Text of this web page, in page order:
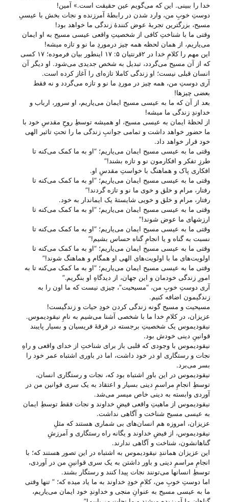
خدا را ببینی. این که می‌گویم عین حقیقت است.» آمین!
دوستِ خوبِ من، وارد شدن در رابطهٔ آمرزنده و نجات بخش با عیسیِ
مسیح، بزرگترین تجربهٔ عوض کنندهٔ زندگی ما خواهد بود!
وقتی ما با شناختِ کافی از شخصیتِ واقعی عیسی مسیح به او ایمان
می‌‌یاریم، از همان لحظه همه چیز درموردِ ما نو و تازه میشه!
این مهم را کلامِ خدا در ۲قرنتیان ۵: ۱۷ اینطور بیان فرموده؛ ۱۷ کسی
که از آن مسیح می‌گردد، تبدیل به شخص جدیدی می‌شود. او دیگر آن
انسان قبلی نیست؛ او زندگی کاملا تازه‌ای را آغاز کرده است.
آری دوستِ من، همه چیز در موردِ ما نو و تازه می‌‌گردد و نه فقط
بعضی چیزها!
بعد از آن که ما به عیسی مسیح ایمان می‌‌یاریم، او سرور، ارباب و
خداوندِ زندگی ما میشه!
از لحظهٔ ایمان به عیسی مسیح، او همیشه توسطِ روحِ مقدسِ خود با
ما حضور خواهد داشت و تمامی جوانبِ زندگی ما را تحتِ تاثیر الهی
خود قرار خواهد داد.
وقتی ما به عیسی مسیح ایمان می‌‌یاریم؛ “او به ما کمک می‌‌کنه تا
طرزِ تفکر و افکارمون نو و تازه بشند!”
افکاری پاک و هماهنگ با خواستِ مقدسِ او.
وقتی ما به عیسی مسیح ایمان می‌‌یاریم؛ “او به ما کمک می‌‌کنه تا
رفتار، مرام و خلق و خوی ما نو و تازه گردند!”
رفتار، مرام و خلق و خویی شایستهٔ یک ایماندار به خود.
وقتی ما به عیسی مسیح ایمان می‌‌یاریم؛ “او به ما کمک می‌‌کنه تا
ارزشهای ما عوض شوند!”
وقتی ما به عیسی مسیح ایمان می‌‌یاریم؛ “او به ما کمک می‌‌کنه تا
نسبت به گناه و یا انجامِ گناه حساس بشیم!”
وقتی ما به عیسی مسیح ایمان می‌‌یاریم؛ “او به ما کمک می‌‌کنه تا
اولویت‌های ما با اولویت‌های الهی او همگام و هماهنگ شوند!”
وقتی ما به عیسی مسیح ایمان می‌‌یاریم؛ “او به ما کمک می‌‌کنه تا به
امورِ زندگی خودمان و این جهان، از دیدگاهِ او بنگریم.”
آری دوستِ خوبِ من، “مسیحیت”، چیزی نیست که ما اون را به
زندگیمون اضافه کنیم.
مسیحیت و مسیح گونه زندگی کردن خودِ حیات و زندگیست!
عزیزان، در کلامِ خدا ما با شخصی آشنا می‌‌شیم به نامِ نیقودیموس.
نیقودیموس یک شخصیتِ برجسته در فرقهٔ فریسیان و بسیار پایبند
قوانینِ دینی خودش بود.
نیقودیموس با وجودی که قلبی باز برای شناختِ از خدای واقعی و راهِ
نجات و رستگاری او در خود داشت، اما در باوری اشتباه عمر خود را
بسر می‌‌برد.
نیقودیموس در این باورِ اشتباه بود که، نجات و رستگاری انسان،
توسطِ انجامِ مراسمِ دینی بسیار و اعتقاد به یک سری قوانین من در
آوردی وابسته به دینی خاص میسر می‌‌شد.
نیقودیموس از ماهیتِ واقعی فیضِ خداوند و نجات فقط توسطِ ایمان
به عیسی مسیح شناخت و آگاهی نداشت.
عزیزان، امروزه هم انسان‌های بی‌ شماری هستند که مثلِ
نیقودیموس، از فیضِ خداوند و یگانه راه رستگاری و آمرزشِ
گناهانشون، شناخت و آگاهی ندارند.
این عزیزان همانندِ نیقودیموس به اشتباه در این تصور هستند که؛ با
انجامِ مراسمِ دینی و باور داشتن به یک سری قوانینِ من در آوردی،
توسطِ انسانها می‌‌تونند نجات پیدا کنند و رستگار بشند.
اما دوستِ خوبِ من، کلامِ خودِ خداوند به ما یاد میده که؛ ” تنها وقتی
ما به عیسی مسیح به عنوانِ منجی و خداوندِ خود ایمان می‌‌یاریم،